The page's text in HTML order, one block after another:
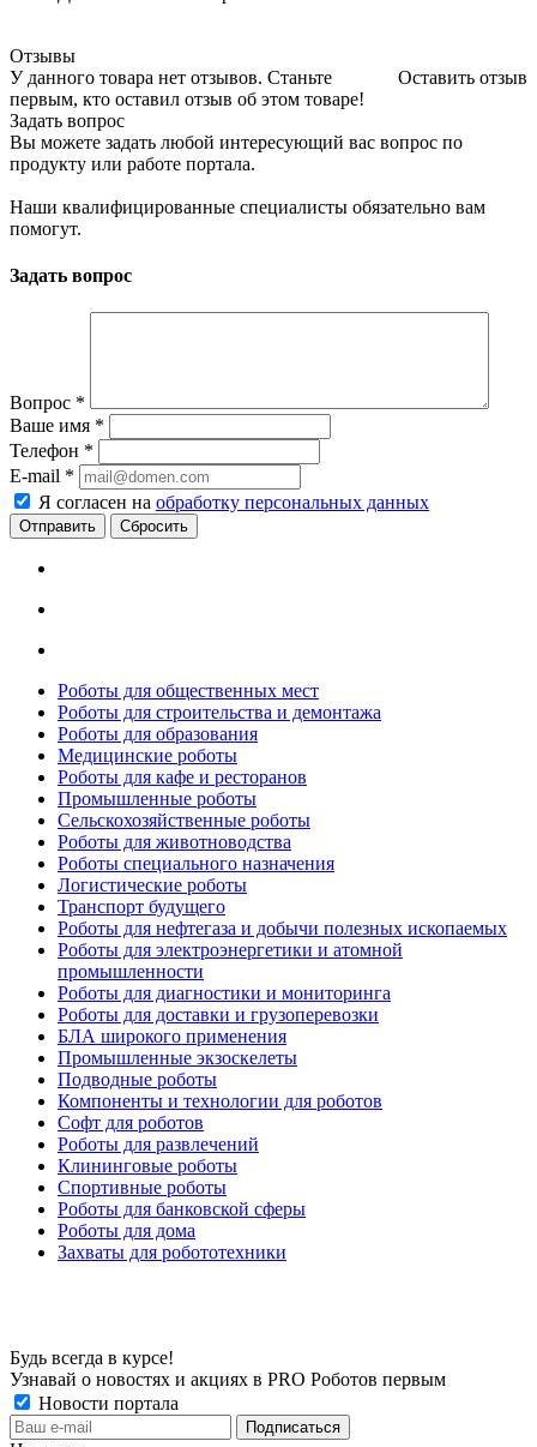
Отзывы
Оставить отзыв
У данного товара нет отзывов. Станьте
первым, кто оставил отзыв об этом товаре!
Задать вопрос
Вы можете задать любой интересующий вас вопрос по
продукту или работе портала.
Наши квалифицированные специалисты обязательно вам
помогут.
Задать вопрос
Вопрос *
Ваше имя *
Телефон *
E-mail *
Я согласен на обработку персональных данных
Сбросить
Роботы для общественных мест
Роботы для строительства и демонтажа
Роботы для образования
Медицинские роботы
Роботы для кафе и ресторанов
Промышленные роботы
Сельскохозяйственные роботы
Роботы для животноводства
Роботы специального назначения
Логистические роботы
Транспорт будущего
Роботы для нефтегаза и добычи полезных ископаемых
Роботы для электроэнергетики и атомной
промышленности
Роботы для диагностики и мониторинга
Роботы для доставки и грузоперевозки
БЛА широкого применения
Промышленные экзоскелеты
Подводные роботы
Компоненты и технологии для роботов
Софт для роботов
Роботы для развлечений
Клининговые роботы
Спортивные роботы
Роботы для банковской сферы
Роботы для дома
Захваты для робототехники
Будь всегда в курсе!
Узнавай о новостях и акциях в PRO Роботов первым
Новости портала